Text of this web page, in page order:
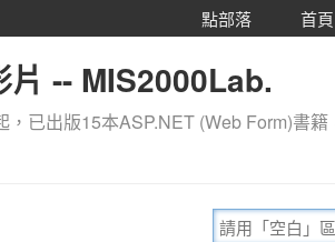
點部落 首頁
-- MIS2000Lab.
已出版15本ASP.NET (Web Form)書